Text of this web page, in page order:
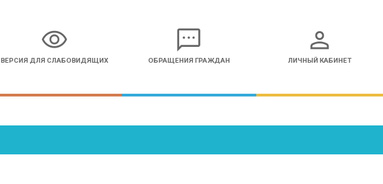
visibility
ВЕРСИЯ ДЛЯ СЛАБОВИДЯЩИХ
sms
ОБРАЩЕНИЯ ГРАЖДАН
person
ЛИЧНЫЙ КАБИНЕТ